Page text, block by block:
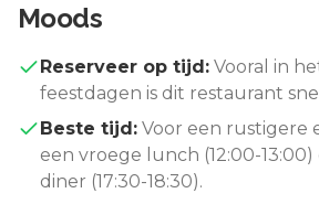
Moods
Reserveer op tijd: Vooral in
feestdagen is dit restaurant
Beste tijd: Voor een rustigere
een vroege lunch (12:00-
diner (17:30-18:30).